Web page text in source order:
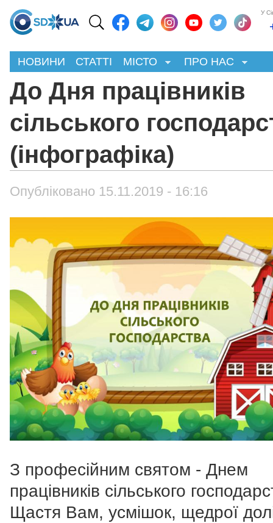
У
НОВИНИ СТАТТІ МІСТО ПРО НАС
До Дня працівників
сільського
(інфографіка)
Опубліковано 15.11.2019 - 16:16
З професійним святом - Днем
працівників сільського
Щастя Вам, усмішок, щедрої